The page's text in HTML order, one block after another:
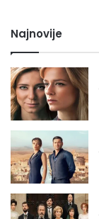
Najnovije